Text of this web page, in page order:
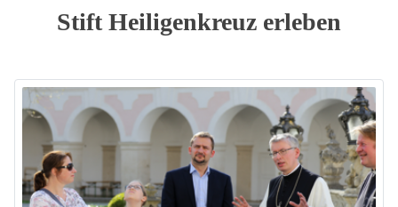
Stift Heiligenkreuz erleben